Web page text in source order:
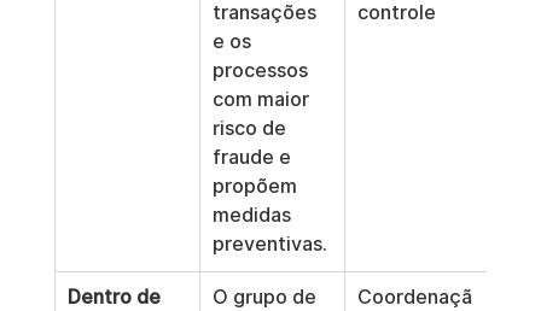
transações
e os
processos
com maior
risco de
fraude e
propõem
medidas
preventivas.
controle
Dentro de
O grupo de
Coordenaçã